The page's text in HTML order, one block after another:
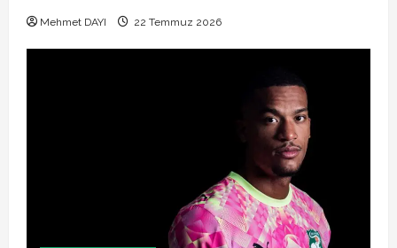
Mehmet DAYI 22 Temmuz 2026